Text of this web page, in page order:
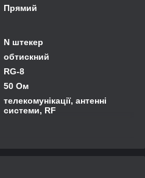
Прямий
N штекер
обтискний
RG-8
50 Ом
телекомунікації, антенні
системи, RF